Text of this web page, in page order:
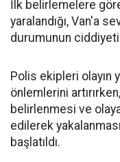
İlk belirlemelere
yaralandığı, Van'a
durumunun
Polis ekipleri olayın
önlemlerini
belirlenmesi ve
edilerek
başlatıldı.